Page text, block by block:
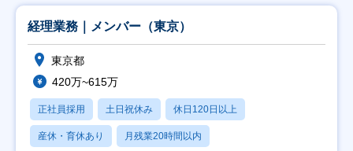
経理業務｜メンバー（東京）
東京都
420万~615万
正社員採用 土日祝休み 休日120日以上
産休・育休あり 月残業20時間以内